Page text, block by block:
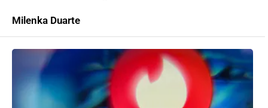
Milenka Duarte